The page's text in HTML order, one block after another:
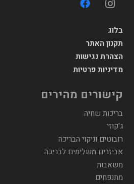
בלוג
תקנון האתר
הצהרת נגישות
מדיניות פרטיות
קישורים מהירים
בריכות שחיה
ג'קוזי
רובוטים וניקוי הבריכה
אביזרים משלימים לבריכה
משאבות
מתנפחים